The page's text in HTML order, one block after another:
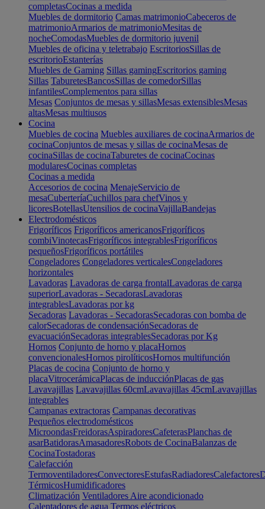
completasCocinas a medida
Muebles de dormitorio Camas matrimonioCabeceros de
matrimonioArmarios de matrimonioMesitas de
nocheComodasMuebles de dormitorio juvenil
Muebles de oficina y teletrabajo EscritoriosSillas de
escritorioEstanterías
Muebles de Gaming Sillas gamingEscritorios gaming
Sillas TaburetesBancosSillas de comedorSillas
infantilesComplementos para sillas
Mesas Conjuntos de mesas y sillasMesas extensiblesMesas
altasMesas multiusos
Cocina
Muebles de cocina Muebles auxiliares de cocinaArmarios de
cocinaConjuntos de mesas y sillas de cocinaMesas de
cocinaSillas de cocinaTaburetes de cocinaCocinas
modularesCocinas completas
Cocinas a medida
Accesorios de cocina MenajeServicio de
mesaCuberteríaCuchillos para chefVinos y
licoresBotellasUtensilios de cocinaVajillaBandejas
Electrodomésticos
Frigoríficos Frigoríficos americanosFrigoríficos
combiVinotecasFrigoríficos integrablesFrigoríficos
pequeñosFrigoríficos portátiles
Congeladores Congeladores verticalesCongeladores
horizontales
Lavadoras Lavadoras de carga frontalLavadoras de carga
superiorLavadoras - SecadorasLavadoras
integrablesLavadoras por kg
Secadoras Lavadoras - SecadorasSecadoras con bomba de
calorSecadoras de condensaciónSecadoras de
evacuaciónSecadoras integrablesSecadoras por Kg
Hornos Conjunto de horno y placaHornos
convencionalesHornos pirolíticosHornos multifunción
Placas de cocina Conjunto de horno y
placaVitrocerámicaPlacas de inducciónPlacas de gas
Lavavajillas Lavavajillas 60cmLavavajillas 45cmLavavajillas
integrables
Campanas extractoras Campanas decorativas
Pequeños electrodomésticos
MicroondasFreidorasAspiradoresCafeterasPlanchas de
asarBatidorasAmasadoresRobots de CocinaBalanzas de
CocinaTostadoras
Calefacción
TermoventiladoresConvectoresEstufasRadiadoresCalefactores
TérmicosHumidificadores
Climatización Ventiladores Aire acondicionado
Calentadores de agua Termos eléctricos